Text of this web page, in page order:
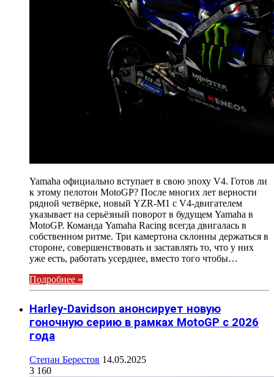
Yamaha официально вступает в свою эпоху V4. Готов ли
к этому пелотон MotoGP? После многих лет верности
рядной четвёрке, новый YZR-M1 с V4-двигателем
указывает на серьёзный поворот в будущем Yamaha в
MotoGP. Команда Yamaha Racing всегда двигалась в
собственном ритме. Три камертона склонны держаться в
стороне, совершенствовать и заставлять то, что у них
уже есть, работать усерднее, вместо того чтобы…
Подробнее »
Harley-Davidson анонсирует новую
гоночную серию в рамках MotoGP с 2026
года
Степан Берестов 14.05.2025
3 160